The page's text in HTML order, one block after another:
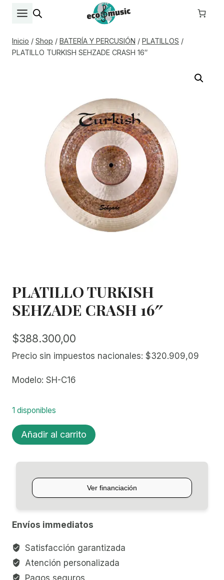
Inicio / Shop / BATERÍA Y PERCUSIÓN / PLATILLOS /
PLATILLO TURKISH SEHZADE CRASH 16″
PLATILLO TURKISH
SEHZADE CRASH 16″
$388.300,00
Precio sin impuestos nacionales: $320.909,09
Modelo: SH-C16
1 disponibles
PLATILLO
TURKISH
cantidad
Añadir al carrito
Envíos immediatos
Satisfacción garantizada
Atención personalizada
Pagos seguros